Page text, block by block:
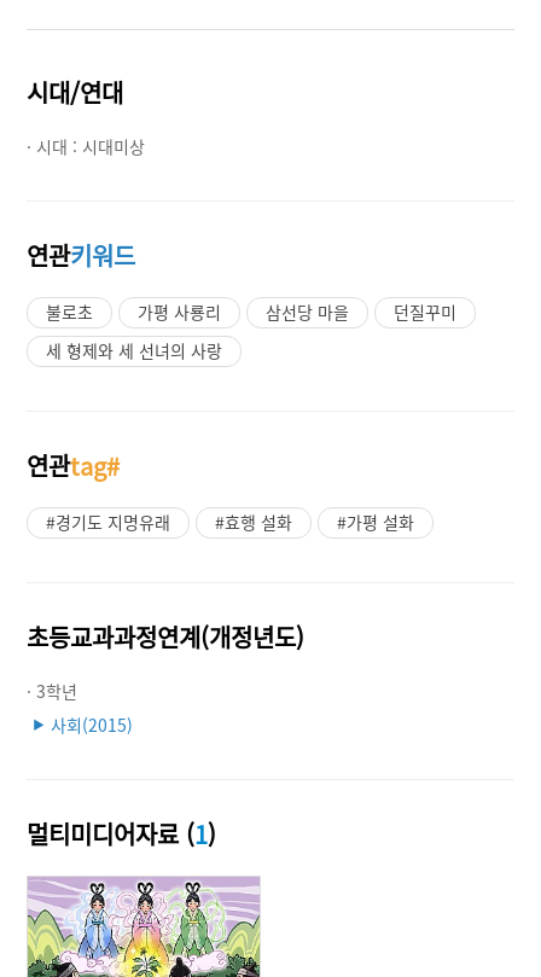
시대/연대
· 시대 : 시대미상
연관키워드
불로초 가평 사룡리 삼선당 마을
던질꾸미
세 형제와 세 선녀의 사랑
연관tag#
#경기도 지명유래 #효행 설화 #가평 설화
초등교과과정연계(개정년도)
· 3학년
▶ 사회(2015)
멀티미디어자료 (1)